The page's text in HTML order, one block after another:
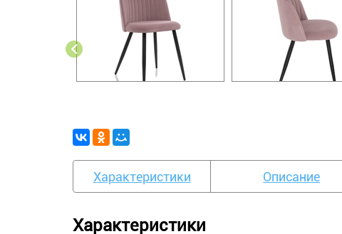
Характеристики Описание
Характеристики